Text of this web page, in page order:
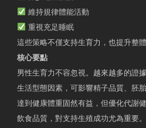
維持規律體能活動
重視充足睡眠
這些策略不僅支持生育力，也提升整體
核心要點
男性生育力不容忽視。越來越多的證
生活型態因素，可影響精子品質、胚
達到健康體重固然有益，但優化代謝
飲食品質，對支持生殖成功尤為重要